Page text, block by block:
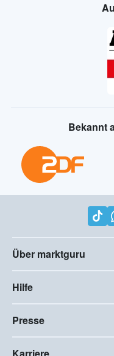
Bekannt
Über marktguru
Hilfe
Presse